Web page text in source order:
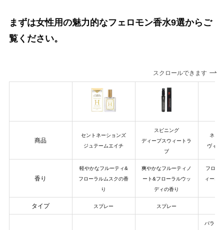
まずは女性用の魅力的なフェロモン香水9選からご
覧ください。
スクロールできます
商品
セントネーションズ
ジュテームエイチ
スピニング
ディープスウィートラ
ブ
ネイ
ヴィヤ
香り
軽やかなフルーティ&
フローラルムスクの香
り
爽やかなフルーティノ
ート&フローラルウッ
ディの香り
フロー
ィーな
タイプ スプレー スプレー
バラ・